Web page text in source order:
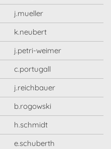
j.mueller
k.neubert
j.petri-weimer
c.portugall
j.reichbauer
b.rogowski
h.schmidt
e.schuberth